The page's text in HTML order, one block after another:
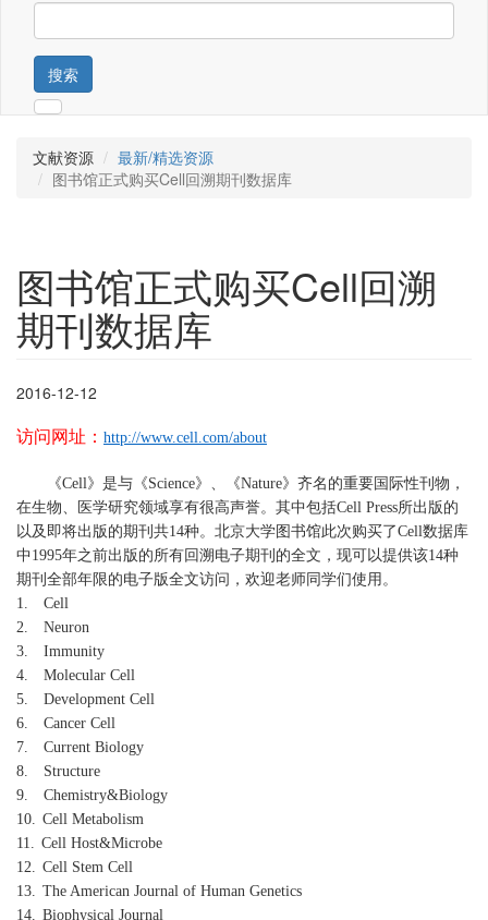
搜索
文献资源
最新/精选资源
图书馆正式购买Cell回溯期刊数据库
图书馆正式购买Cell回溯
期刊数据库
2016-12-12
访问网址： http://www.cell.com/about
《Cell》是与《Science》、《Nature》齐名的重要国际性刊物，
在生物、医学研究领域享有很高声誉。其中包括Cell Press所出版的
以及即将出版的期刊共14种。北京大学图书馆此次购买了Cell数据库
中 1995年之前出版的所有回溯电子期刊的全文，现可以提供该14种
期刊全部年限的电子版全文访问 ，欢迎老师同学们使用。
1.
Cell
2.
Neuron
3.
Immunity
4.
Molecular Cell
5.
Development Cell
6.
Cancer Cell
7.
Current Biology
8.
Structure
9.
Chemistry&Biology
10. Cell Metabolism
11. Cell Host&Microbe
12. Cell Stem Cell
13. The American Journal of Human Genetics
14. Biophysical Journal